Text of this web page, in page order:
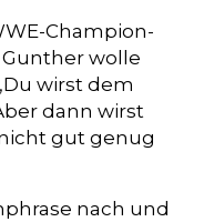
Champion-
wolle
wirst dem
dann wirst
gut genug
nach und